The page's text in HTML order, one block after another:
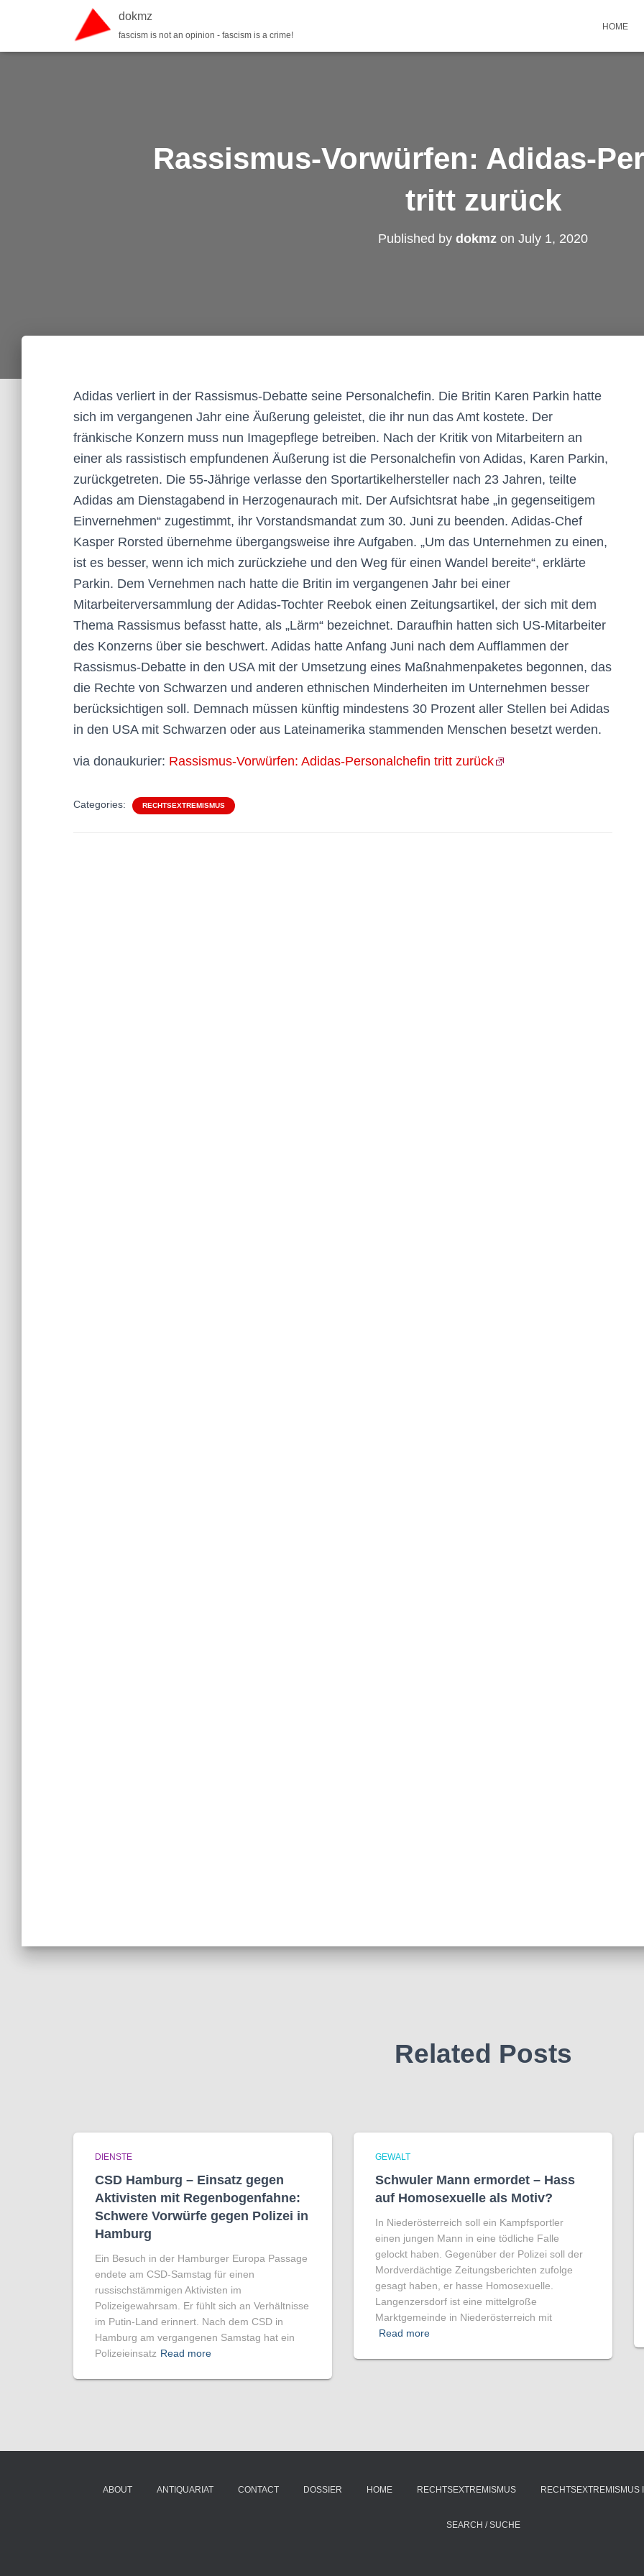
dokmz
fascism is not an opinion - fascism is a crime!
HOME
Rassismus-Vorwürfen: Adidas-
tritt zurück
Published by dokmz on July 1, 2020
Adidas verliert in der Rassismus-Debatte seine Personalchefin. Die Britin Karen Parkin hatte
sich im vergangenen Jahr eine Äußerung geleistet, die ihr nun das Amt kostete. Der
fränkische Konzern muss nun Imagepflege betreiben. Nach der Kritik von Mitarbeitern an
einer als rassistisch empfundenen Äußerung ist die Personalchefin von Adidas, Karen Parkin,
zurückgetreten. Die 55-Jährige verlasse den Sportartikelhersteller nach 23 Jahren, teilte
Adidas am Dienstagabend in Herzogenaurach mit. Der Aufsichtsrat habe „in gegenseitigem
Einvernehmen“ zugestimmt, ihr Vorstandsmandat zum 30. Juni zu beenden. Adidas-Chef
Kasper Rorsted übernehme übergangsweise ihre Aufgaben. „Um das Unternehmen zu einen,
ist es besser, wenn ich mich zurückziehe und den Weg für einen Wandel bereite“, erklärte
Parkin. Dem Vernehmen nach hatte die Britin im vergangenen Jahr bei einer
Mitarbeiterversammlung der Adidas-Tochter Reebok einen Zeitungsartikel, der sich mit dem
Thema Rassismus befasst hatte, als „Lärm“ bezeichnet. Daraufhin hatten sich US-Mitarbeiter
des Konzerns über sie beschwert. Adidas hatte Anfang Juni nach dem Aufflammen der
Rassismus-Debatte in den USA mit der Umsetzung eines Maßnahmenpaketes begonnen, das
die Rechte von Schwarzen und anderen ethnischen Minderheiten im Unternehmen besser
berücksichtigen soll. Demnach müssen künftig mindestens 30 Prozent aller Stellen bei Adidas
in den USA mit Schwarzen oder aus Lateinamerika stammenden Menschen besetzt werden.
via donaukurier: Rassismus-Vorwürfen: Adidas-Personalchefin tritt zurück
Categories: RECHTSEXTREMISMUS
Related Posts
DIENSTE
CSD Hamburg – Einsatz gegen
Aktivisten mit Regenbogen­fahne:
Schwere Vorwürfe gegen Polizei in
Hamburg
Ein Besuch in der Hamburger Europa Passage
endete am CSD-Samstag für einen
russischstämmigen Aktivisten im
Polizeigewahrsam. Er fühlt sich an Verhältnisse
im Putin-Land erinnert. Nach dem CSD in
Hamburg am vergangenen Samstag hat ein
Polizeieinsatz Read more
GEWALT
Schwuler Mann ermordet – Hass
auf Homo­sexuelle als Motiv?
In Niederösterreich soll ein Kampfsportler
einen jungen Mann in eine tödliche Falle
gelockt haben. Gegenüber der Polizei soll der
Mordverdächtige Zeitungsberichten zufolge
gesagt haben, er hasse Homosexuelle.
Langenzersdorf ist eine mittelgroße
Marktgemeinde in Niederösterreich mit
Read more
ABOUT ANTIQUARIAT CONTACT DOSSIER HOME RECHTSEXTREMISMUS RECHTSEXTREMISMUS
SEARCH / SUCHE